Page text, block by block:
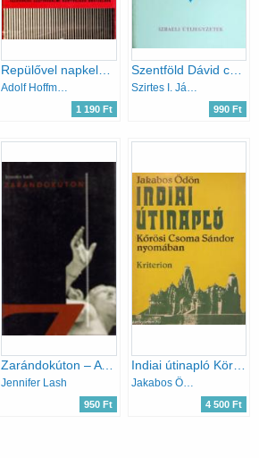
Repülővel napkeletnek (kínai képeslapok-kiáltás a piramisokról-...)
Adolf Hoffmeister
1 190 Ft
Szentföld Dávid csillagában
Szirtes I. János
990 Ft
Zarándokúton – A keresés időszaka
Jennifer Lash
950 Ft
Indiai útinapló Körösi Csoma Sándor nyomában
Jakabos Ödön
4 500 Ft